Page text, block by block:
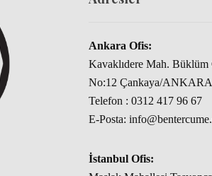
Ankara Ofis:
Kavaklıdere Mah. Büklüm
No:12 Çankaya/ANKARA
Telefon : 0312 417 96 67
E-Posta:
İstanbul Ofis: